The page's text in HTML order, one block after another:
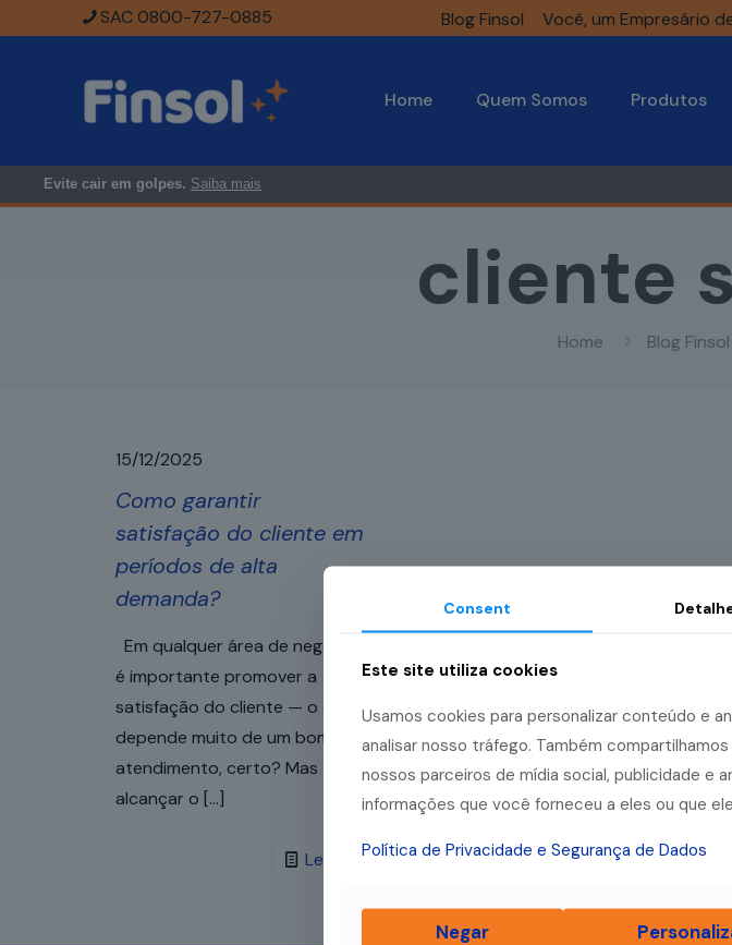
SAC 0800-727-0885 Blog Finsol Você, um Empresário
Home Quem Somos Produtos
Evite cair em golpes. Saiba mais
cliente
Home Blog Finsol
15/12/2025
Como garantir
satisfação do cliente em
períodos de alta
demanda?
Em qualquer área de negócios,
é importante promover a
satisfação do cliente — o que
depende muito de um bom
atendimento, certo? Mas
alcançar o […]
Leia mais
Consent
Este site utiliza cookies
Usamos cookies para personalizar conteúdo e
analisar nosso tráfego. Também
nossos parceiros de mídia social, publicidade e
informações que você forneceu a eles ou que
Política de Privacidade e Segurança de Dados
Negar